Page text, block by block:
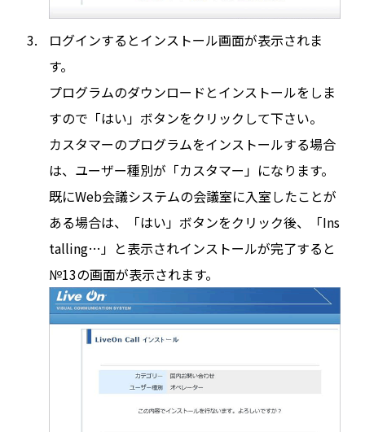
ログインするとインストール画面が表示されま
す。
プログラムのダウンロードとインストールをしま
すので「はい」ボタンをクリックして下さい。
カスタマーのプログラムをインストールする場合
は、ユーザー種別が「カスタマー」になります。
既にWeb会議システムの会議室に入室したことが
ある場合は、「はい」ボタンをクリック後、「Ins
talling…」と表示されインストールが完了すると
№13の画面が表示されます。